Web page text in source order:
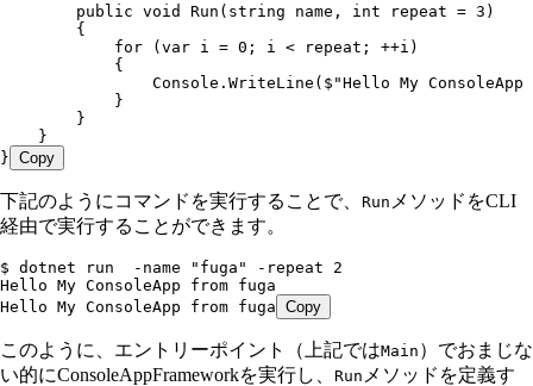
        public
void Run ( string name , int repeat = 3 )
        {
            for
(var i = 0 ; i < repeat; ++i)
            {
                Console
. WriteLine ( $"Hello My
            }
        }
    }
} Copy
下記のようにコマンドを実行することで、 Run メソッドをCLI
経由で実行することができます。
$ dotnet run  -name "fuga" -repeat 2
Hello My ConsoleApp from fuga
Hello My ConsoleApp from fuga Copy
このように、エントリーポイント（上記ではMain ）でおまじな
い的にConsoleAppFrameworkを実行し、 Run メソッドを定義す